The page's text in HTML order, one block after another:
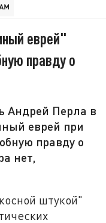
еврей"
правду о
Андрей Перла в
еврей при
правду о
нет,
штукой"